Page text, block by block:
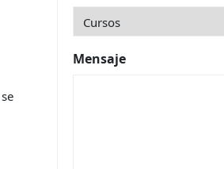
Mensaje